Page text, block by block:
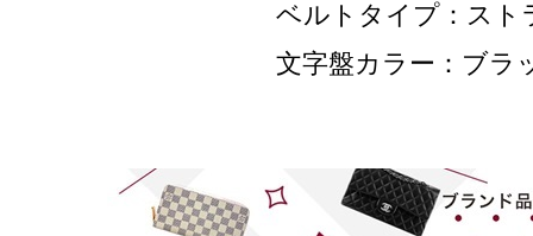
ベルトタイプ：スト
文字盤カラー：ブラ